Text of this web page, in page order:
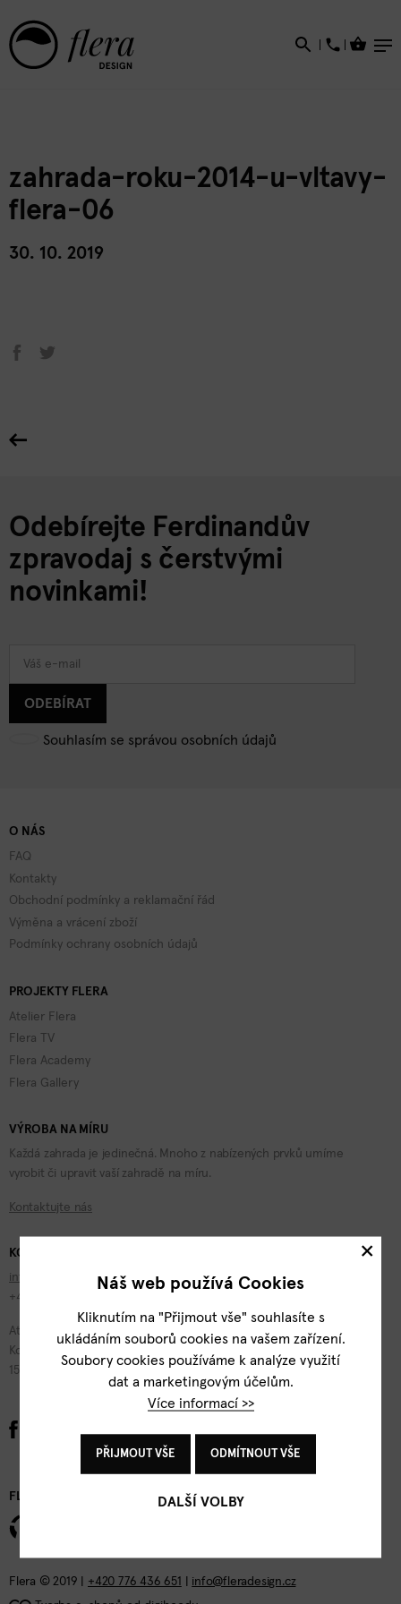
zahrada-roku-2014-u-vltavy-
flera-06
30. 10. 2019
Odebírejte Ferdinandův
zpravodaj s čerstvými
novinkami!
ODEBÍRAT
Souhlasím se správou osobních údajů
O NÁS
FAQ
Kontakty
Obchodní podmínky a reklamační řád
Výměna a vrácení zboží
Podmínky ochrany osobních údajů
PROJEKTY FLERA
Atelier Flera
Flera TV
Flera Academy
Flera Gallery
VÝROBA NA MÍRU
Každá zahrada je jedinečná. Mnoho z nabízených prvků umíme
vyrobit či upravit vaší zahradě na míru.
Kontaktujte nás
KONTAKTY
info@fleradesign.cz
+420 776 436 651
Atelier Flera
Kotevní 1277/2
150 00 Praha 5
FLERA DESIGN
Flera © 2019 | +420 776 436 651
info@fleradesign.cz
Náš web používá Cookies
Kliknutím na "Přijmout vše" souhlasíte s
ukládáním souborů cookies na vašem zařízení.
Soubory cookies používáme k analýze využití
dat a marketingovým účelům.
Více informací >>
×
PŘIJMOUT VŠE ODMÍTNOUT VŠE
DALŠÍ VOLBY